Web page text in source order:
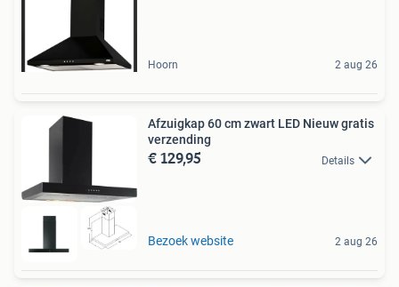
Hoorn 2 aug 26
Afzuigkap 60 cm zwart LED Nieuw gratis
verzending
€ 129,95 Details
Bezoek website 2 aug 26